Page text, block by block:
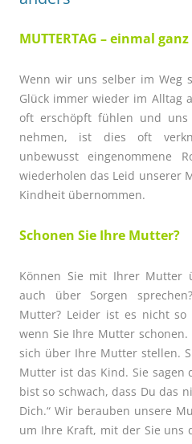
MUTTERTAG – einmal
Wenn wir uns selber im Weg
Glück immer wieder im Alltag
oft erschöpft fühlen und
nehmen, ist dies oft
unbewusst eingenommene
wiederholen das Leid unserer
Kindheit übernommen.
Schonen Sie Ihre Mutter?
Können Sie mit Ihrer Mutter
auch über Sorgen
Mutter? Leider ist es nicht so
wenn Sie Ihre Mutter schonen.
sich über Ihre Mutter stellen.
Mutter ist das Kind. Sie
bist so schwach, dass Du das
Dich.“ Wir berauben unsere
um Ihre Kraft, mit der Sie uns